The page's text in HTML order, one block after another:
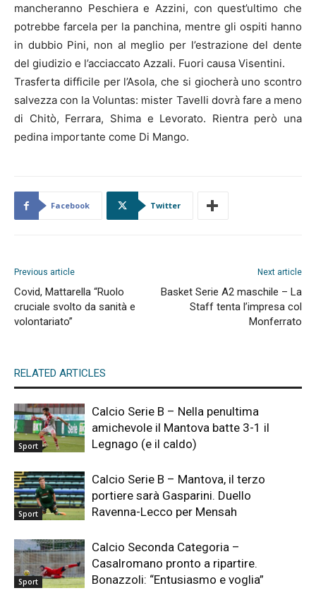
mancheranno Peschiera e Azzini, con quest’ultimo che
potrebbe farcela per la panchina, mentre gli ospiti hanno
in dubbio Pini, non al meglio per l’estrazione del dente
del giudizio e l’acciaccato Azzali. Fuori causa Visentini.
Trasferta difficile per l’Asola, che si giocherà uno scontro
salvezza con la Voluntas: mister Tavelli dovrà fare a meno
di Chitò, Ferrara, Shima e Levorato. Rientra però una
pedina importante come Di Mango.
Facebook Twitter
Previous article
Covid, Mattarella “Ruolo
cruciale svolto da sanità e
volontariato”
Next article
Basket Serie A2 maschile – La
Staff tenta l’impresa col
Monferrato
RELATED ARTICLES
Sport
Calcio Serie B – Nella penultima
amichevole il Mantova batte 3-1 il
Legnago (e il caldo)
Sport
Calcio Serie B – Mantova, il terzo
portiere sarà Gasparini. Duello
Ravenna-Lecco per Mensah
Sport
Calcio Seconda Categoria –
Casalromano pronto a ripartire.
Bonazzoli: “Entusiasmo e voglia”